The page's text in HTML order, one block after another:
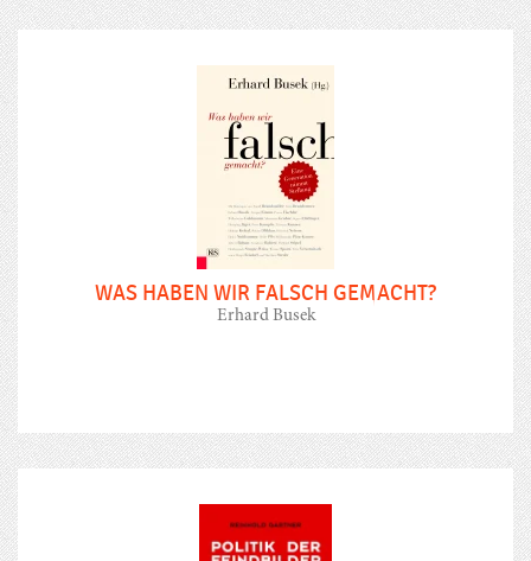
WAS HABEN WIR FALSCH GEMACHT?
Erhard Busek